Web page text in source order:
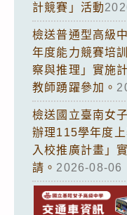
計競賽」活動
檢送普通型高級
年度能力競賽培
察與推理」實施
教師踴躍參加。
檢送國立臺南女
辦理115學年度
入校推廣計畫」
請。 2026-08-06